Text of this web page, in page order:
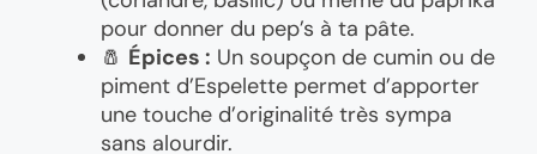
pour donner du pep’s à ta pâte.
🧂 Épices : Un soupçon de cumin ou de
piment d’Espelette permet d’apporter
une touche d’originalité très sympa
sans alourdir.